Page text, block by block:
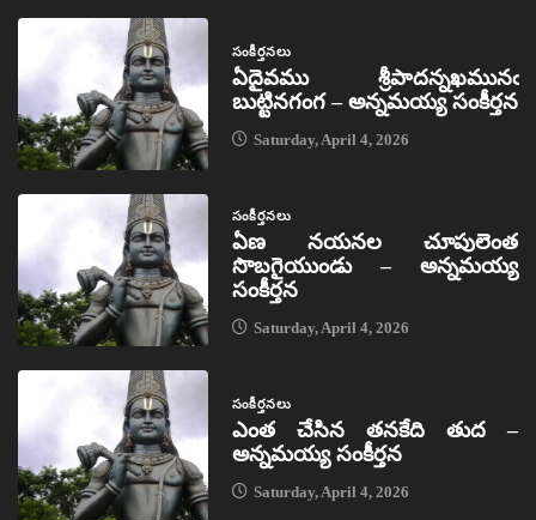
సంకీర్తనలు
ఏదైవము శ్రీపాదన్నఖమునఁ
బుట్టినగంగ – అన్నమయ్య సంకీర్తన
Saturday, April 4, 2026
సంకీర్తనలు
ఏణ నయనల చూపులెంత
సొబగైయుండు – అన్నమయ్య
సంకీర్తన
Saturday, April 4, 2026
సంకీర్తనలు
ఎంత చేసిన తనకేది తుద –
అన్నమయ్య సంకీర్తన
Saturday, April 4, 2026